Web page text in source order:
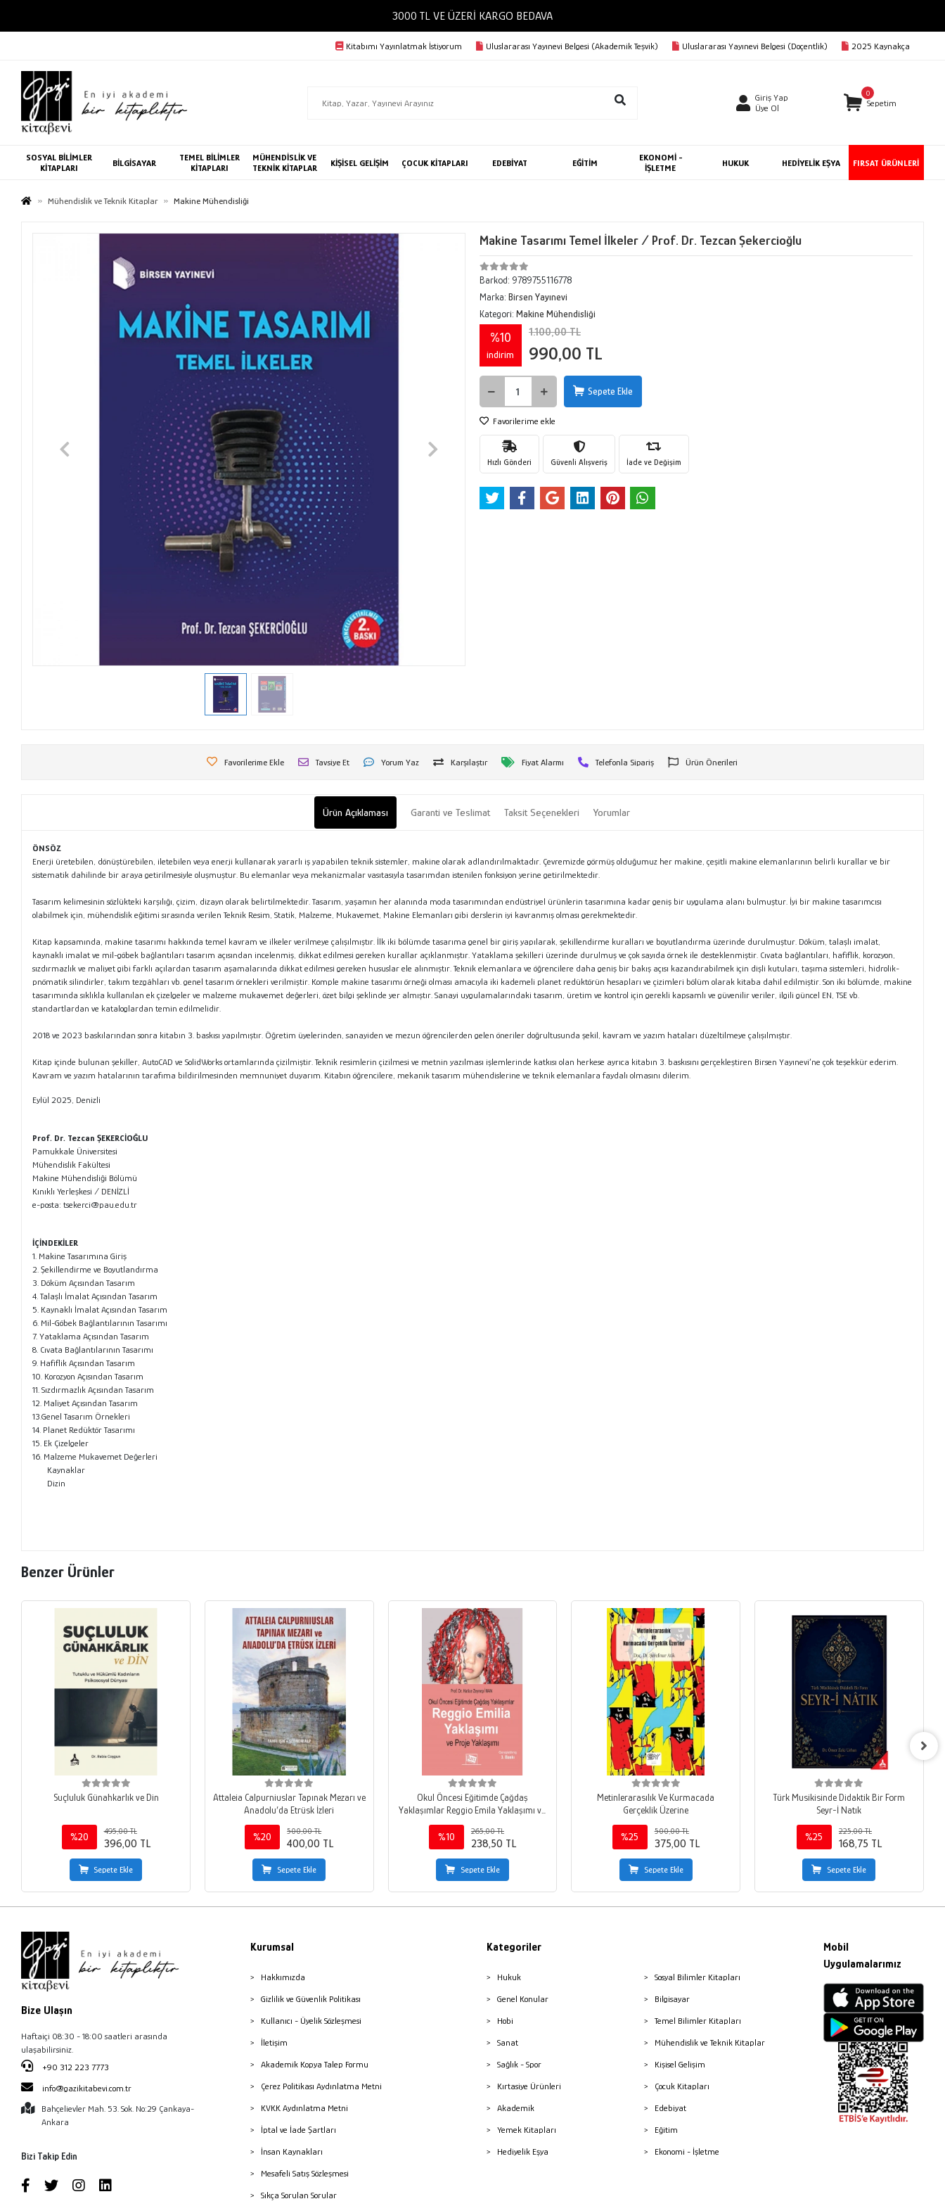
3000 TL VE ÜZERİ KARGO BEDAVA
Kitabımı Yayınlatmak İstiyorum Uluslararası Yayınevi Belgesi (Akademik Teşvik) Uluslararası Yayınevi Belgesi (Doçentlik) 2025 Kaynakça
Giriş Yap
Üye Ol
0
Sepetim
SOSYAL BİLİMLER
KİTAPLARI
BİLGİSAYAR
TEMEL BİLİMLER
KİTAPLARI
MÜHENDİSLİK VE
TEKNİK KİTAPLAR
KİŞİSEL GELİŞİM ÇOCUK KİTAPLARI EDEBİYAT EĞİTİM
EKONOMİ -
İŞLETME
HUKUK HEDİYELİK EŞYA FIRSAT ÜRÜNLERİ
Mühendislik ve Teknik Kitaplar Makine Mühendisliği
Makine Tasarımı Temel İlkeler / Prof. Dr. Tezcan Şekercioğlu
Barkod: 9789755116778
Marka: Birsen Yayınevi
Kategori: Makine Mühendisliği
%10
indirim
1.100,00 TL
990,00 TL
Sepete Ekle
Favorilerime ekle
Hızlı Gönderi Güvenli Alışveriş İade ve Değişim
Favorilerime Ekle Tavsiye Et Yorum Yaz Karşılaştır Fiyat Alarmı Telefonla Sipariş Ürün Önerileri
Ürün Açıklaması Garanti ve Teslimat Taksit Seçenekleri Yorumlar
ÖNSÖZ
Enerji üretebilen, dönüştürebilen, iletebilen veya enerji kullanarak yararlı iş yapabilen teknik sistemler, makine olarak adlandırılmaktadır. Çevremizde görmüş olduğumuz her makine, çeşitli makine elemanlarının belirli kurallar ve bir
sistematik dahilinde bir araya getirilmesiyle oluşmuştur. Bu elemanlar veya mekanizmalar vasıtasıyla tasarımdan istenilen fonksiyon yerine getirilmektedir.
Tasarım kelimesinin sözlükteki karşılığı, çizim, dizayn olarak belirtilmektedir. Tasarım, yaşamın her alanında moda tasarımından endüstriyel ürünlerin tasarımına kadar geniş bir uygulama alanı bulmuştur. İyi bir makine tasarımcısı
olabilmek için, mühendislik eğitimi sırasında verilen Teknik Resim, Statik, Malzeme, Mukavemet, Makine Elemanları gibi derslerin iyi kavranmış olması gerekmektedir.
Kitap kapsamında, makine tasarımı hakkında temel kavram ve ilkeler verilmeye çalışılmıştır. İlk iki bölümde tasarıma genel bir giriş yapılarak, şekillendirme kuralları ve boyutlandırma üzerinde durulmuştur. Döküm, talaşlı imalat,
kaynaklı imalat ve mil-göbek bağlantıları tasarım açısından incelenmiş, dikkat edilmesi gereken kurallar açıklanmıştır. Yataklama şekilleri üzerinde durulmuş ve çok sayıda örnek ile desteklenmiştir. Cıvata bağlantıları, hafiflik, korozyon,
sızdırmazlık ve maliyet gibi farklı açılardan tasarım aşamalarında dikkat edilmesi gereken hususlar ele alınmıştır. Teknik elemanlara ve öğrencilere daha geniş bir bakış açısı kazandırabilmek için dişli kutuları, taşıma sistemleri, hidrolik-
pnömatik silindirler, takım tezgâhları vb. genel tasarım örnekleri verilmiştir. Komple makine tasarımı örneği olması amacıyla iki kademeli planet redüktörün hesapları ve çizimleri bölüm olarak kitaba dahil edilmiştir. Son iki bölümde, makine
tasarımında sıklıkla kullanılan ek çizelgeler ve malzeme mukavemet değerleri, özet bilgi şeklinde yer almıştır. Sanayi uygulamalarındaki tasarım, üretim ve kontrol için gerekli kapsamlı ve güvenilir veriler, ilgili güncel EN, TSE vb.
standartlardan ve kataloglardan temin edilmelidir.
2018 ve 2023 baskılarından sonra kitabın 3. baskısı yapılmıştır. Öğretim üyelerinden, sanayiden ve mezun öğrencilerden gelen öneriler doğrultusunda şekil, kavram ve yazım hataları düzeltilmeye çalışılmıştır.
Kitap içinde bulunan şekiller, AutoCAD ve SolidWorks ortamlarında çizilmiştir. Teknik resimlerin çizilmesi ve metnin yazılması işlemlerinde katkısı olan herkese ayrıca kitabın 3. baskısını gerçekleştiren Birsen Yayınevi’ne çok teşekkür ederim.
Kavram ve yazım hatalarının tarafıma bildirilmesinden memnuniyet duyarım. Kitabın öğrencilere, mekanik tasarım mühendislerine ve teknik elemanlara faydalı olmasını dilerim.
Eylül 2025, Denizli
Prof. Dr. Tezcan ŞEKERCİOĞLU
Pamukkale Üniversitesi
Mühendislik Fakültesi
Makine Mühendisliği Bölümü
Kınıklı Yerleşkesi / DENİZLİ
e-posta:tsekerci@pau.edu.tr
İÇİNDEKİLER
1. Makine Tasarımına Giriş
2. Şekillendirme ve Boyutlandırma
3. Döküm Açısından Tasarım
4. Talaşlı İmalat Açısından Tasarım
5. Kaynaklı İmalat Açısından Tasarım
6. Mil-Göbek Bağlantılarının Tasarımı
7. Yataklama Açısından Tasarım
8. Cıvata Bağlantılarının Tasarımı
9. Hafiflik Açısından Tasarım
10. Korozyon Açısından Tasarım
11. Sızdırmazlık Açısından Tasarım
12. Maliyet Açısından Tasarım
13.Genel Tasarım Örnekleri
14. Planet Redüktör Tasarımı
15. Ek Çizelgeler
16. Malzeme Mukavemet Değerleri
Kaynaklar
Dizin
Benzer Ürünler
Suçluluk Günahkarlık ve Din
%20
495,00 TL
396,00 TL
Sepete Ekle
Attaleia Calpurniuslar Tapınak Mezarı ve
Anadolu’da Etrüsk İzleri
%20
500,00 TL
400,00 TL
Sepete Ekle
Okul Öncesi Eğitimde Çağdaş
Yaklaşımlar Reggio Emila Yaklaşımı ve
Proje Yaklaşımı
%10
265,00 TL
238,50 TL
Sepete Ekle
Metinlerarasılık Ve Kurmacada
Gerçeklik Üzerine
%25
500,00 TL
375,00 TL
Sepete Ekle
Türk Musikisinde Didaktik Bir Form
Seyr-İ Natık
%25
225,00 TL
168,75 TL
Sepete Ekle
Bize Ulaşın
Haftaiçi 08:30 - 18:00 saatleri arasında
ulaşabilirsiniz.
+90 312 223 7773
info@gazikitabevi.com.tr
Bahçelievler Mah. 53. Sok. No:29 Çankaya-
Ankara
Bizi Takip Edin
Kurumsal
Hakkımızda
Gizlilik ve Güvenlik Politikası
Kullanıcı - Üyelik Sözleşmesi
İletişim
Akademik Kopya Talep Formu
Çerez Politikası Aydınlatma Metni
KVKK Aydınlatma Metni
İptal ve İade Şartları
İnsan Kaynakları
Mesafeli Satış Sözleşmesi
Sıkça Sorulan Sorular
Kategoriler
Hukuk
Genel Konular
Hobi
Sanat
Sağlık - Spor
Kırtasiye Ürünleri
Akademik
Yemek Kitapları
Hediyelik Eşya
Sosyal Bilimler Kitapları
Bilgisayar
Temel Bilimler Kitapları
Mühendislik ve Teknik Kitaplar
Kişisel Gelişim
Çocuk Kitapları
Edebiyat
Eğitim
Ekonomi - İşletme
Mobil
Uygulamalarımız